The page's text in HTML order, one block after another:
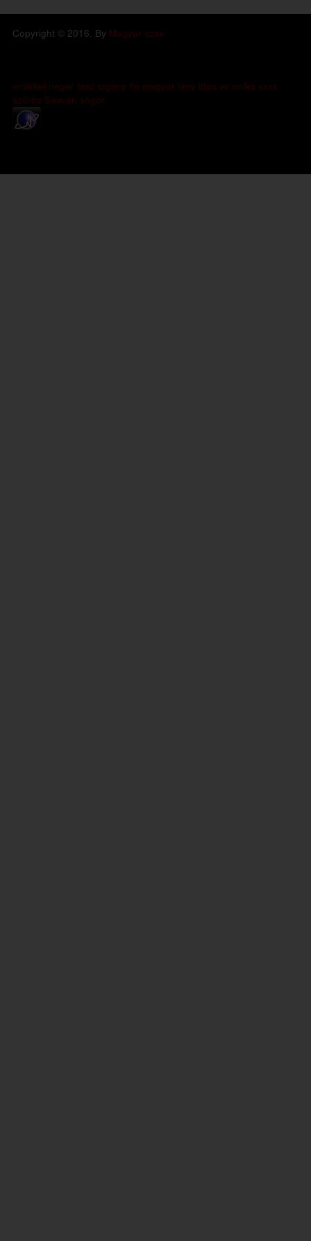
Copyright © 2016. By Magyar szex
emlékei neger fasz cigány fiú magyar lány ittas vv anikó xxxx
szörös Sasvári sógor